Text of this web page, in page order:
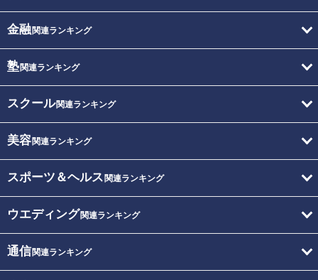
金融関連ランキング
塾関連ランキング
スクール関連ランキング
美容関連ランキング
スポーツ＆ヘルス 関連ランキング
ウエディング関連ランキング
通信関連ランキング